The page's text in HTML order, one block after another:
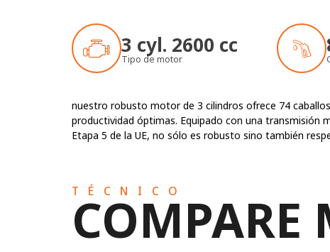
3 cyl. 2600 cc
Tipo de motor
nuestro robusto motor de 3 cilindros ofrece 74
productividad óptimas. Equipado con una transmisión
Etapa 5 de la UE, no sólo es robusto sino también
TÉCNICO
COMPARE